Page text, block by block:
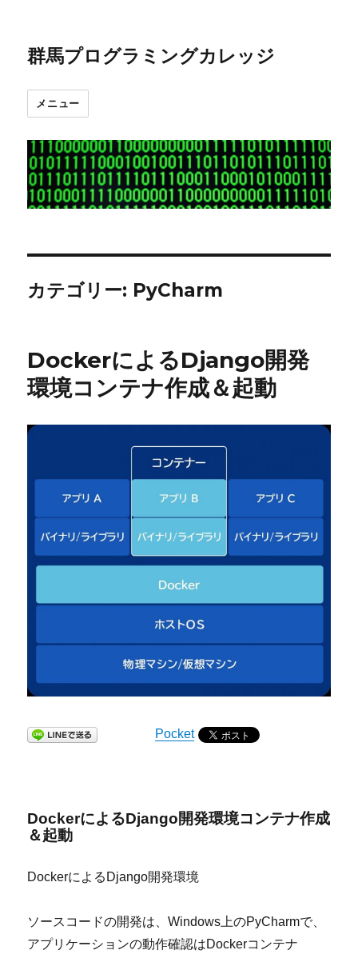
群馬プログラミングカレッジ
メニュー
カテゴリー: PyCharm
DockerによるDjango開発
環境コンテナ作成＆起動
Pocket
DockerによるDjango開発環境コンテナ作成
＆起動
DockerによるDjango開発環境
ソースコードの開発は、Windows上のPyCharmで、
アプリケーションの動作確認はDockerコンテナ